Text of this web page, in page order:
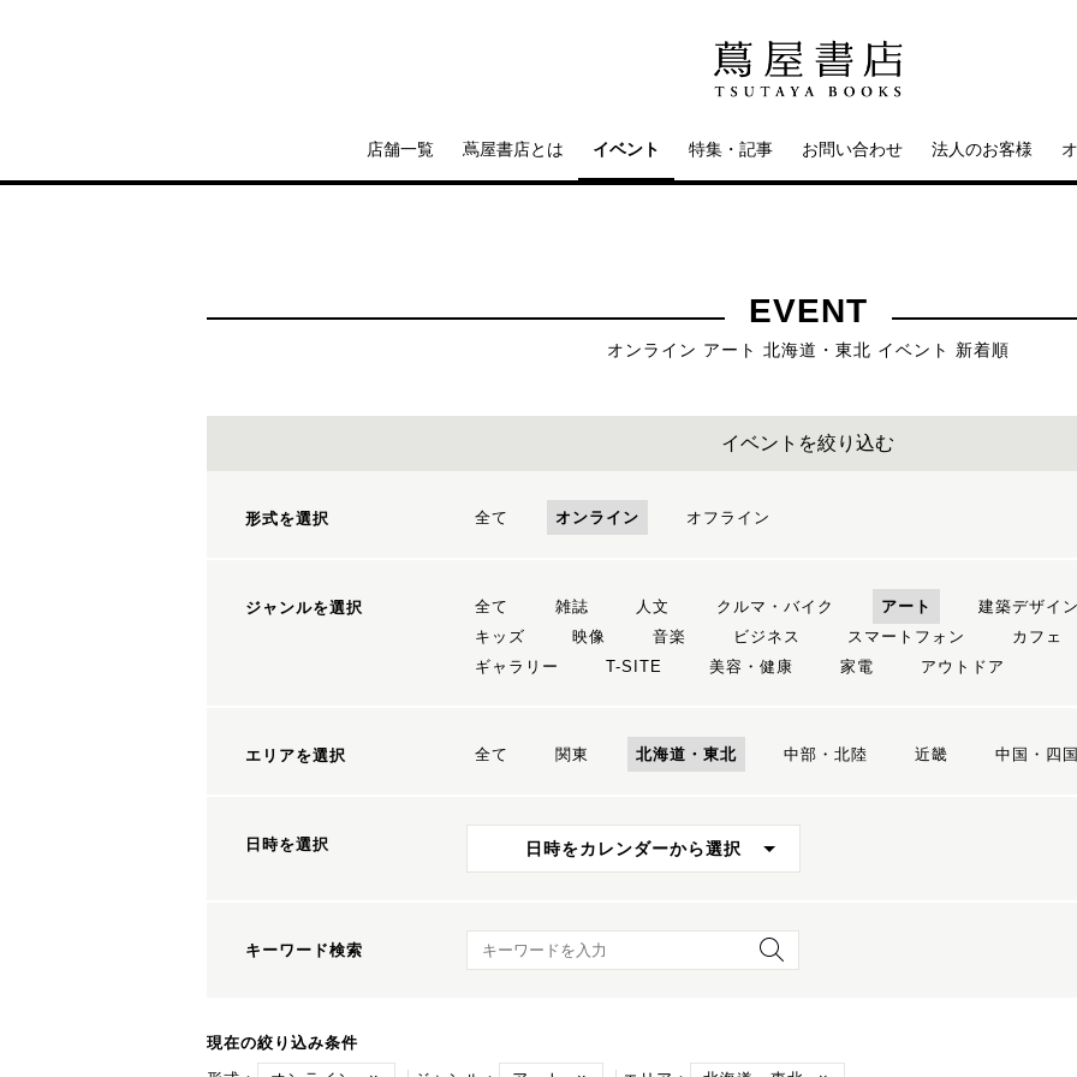
店舗一覧 蔦屋書店とは イベント 特集・記事 お問い合わせ 法人のお客様
EVENT
オンライン アート 北海道・東北 イベント 新着順
イベントを絞り込む
形式を選択 全て オンライン オフライン
ジャンルを選択 全て 雑誌 人文 クルマ・バイク アート 建築デザイン
キッズ
映像 音楽 ビジネス スマートフォン カフェ
ギャラリー
T-SITE 美容・健康 家電 アウトドア
エリアを選択 全て 関東 北海道・東北 中部・北陸 近畿 中国・四国
日時を選択 日時をカレンダーから選択
キーワード検索 キーワード検索
現在の絞り込み条件